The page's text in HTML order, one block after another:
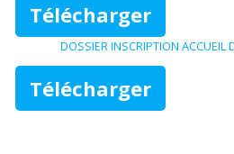
Télécharger
DOSSIER INSCRIPTION ACCUEIL
Télécharger